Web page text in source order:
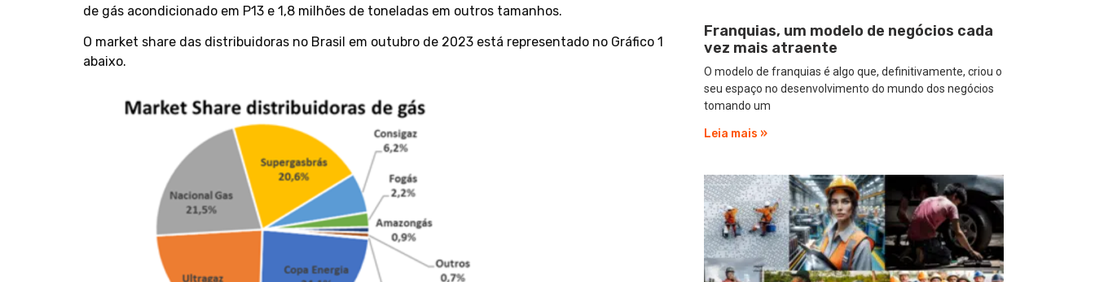
de gás acondicionado em P13 e 1,8 milhões de toneladas em outros tamanhos.
O market share das distribuidoras no Brasil em outubro de 2023 está representado no Gráfico 1
abaixo.
Franquias, um modelo de negócios cada
vez mais atraente
O modelo de franquias é algo que, definitivamente, criou o
seu espaço no desenvolvimento do mundo dos negócios
tomando um
Leia mais »